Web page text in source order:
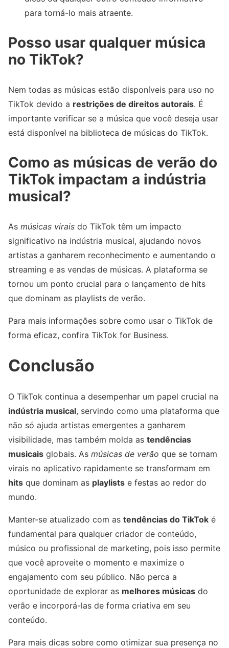
para torná-lo mais atraente.
Posso usar qualquer música
no TikTok?
Nem todas as músicas estão disponíveis para uso no
TikTok devido a restrições de direitos autorais. É
importante verificar se a música que você deseja usar
está disponível na biblioteca de músicas do TikTok.
Como as músicas de verão do
TikTok impactam a indústria
musical?
As músicas virais do TikTok têm um impacto
significativo na indústria musical, ajudando novos
artistas a ganharem reconhecimento e aumentando o
streaming e as vendas de músicas. A plataforma se
tornou um ponto crucial para o lançamento de hits
que dominam as playlists de verão.
Para mais informações sobre como usar o TikTok de
forma eficaz, confira TikTok for Business.
Conclusão
O TikTok continua a desempenhar um papel crucial na
indústria musical, servindo como uma plataforma que
não só ajuda artistas emergentes a ganharem
visibilidade, mas também molda as tendências
musicais globais. As músicas de verão que se tornam
virais no aplicativo rapidamente se transformam em
hits que dominam as playlists e festas ao redor do
mundo.
Manter-se atualizado com as tendências do TikTok é
fundamental para qualquer criador de conteúdo,
músico ou profissional de marketing, pois isso permite
que você aproveite o momento e maximize o
engajamento com seu público. Não perca a
oportunidade de explorar as melhores músicas do
verão e incorporá-las de forma criativa em seu
conteúdo.
Para mais dicas sobre como otimizar sua presença no